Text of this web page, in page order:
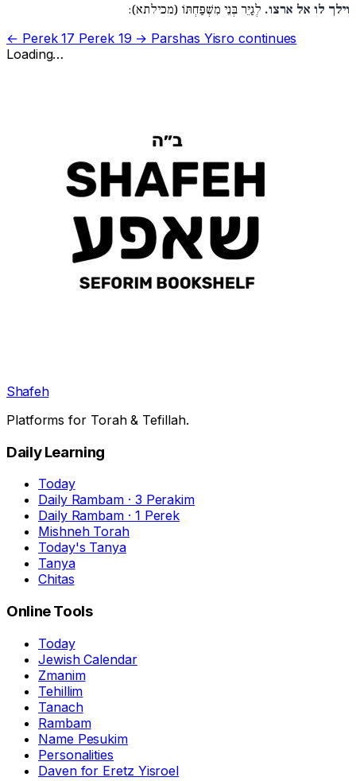
וילך לו אל ארצו. לְגַיֵּר בְּנֵי מִשְׁפַּחְתּוֹ (מכילתא):
← Perek 17 Perek 19 → Parshas Yisro continues
Loading…
Shafeh
Platforms for Torah & Tefillah.
Daily Learning
Today
Daily Rambam · 3 Perakim
Daily Rambam · 1 Perek
Mishneh Torah
Today's Tanya
Tanya
Chitas
Online Tools
Today
Jewish Calendar
Zmanim
Tehillim
Tanach
Rambam
Name Pesukim
Personalities
Daven for Eretz Yisroel